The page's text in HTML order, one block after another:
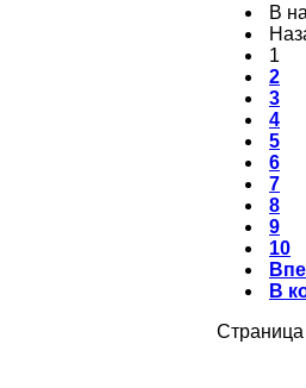
В
1
2
3
4
5
6
7
8
9
10
В
Страница